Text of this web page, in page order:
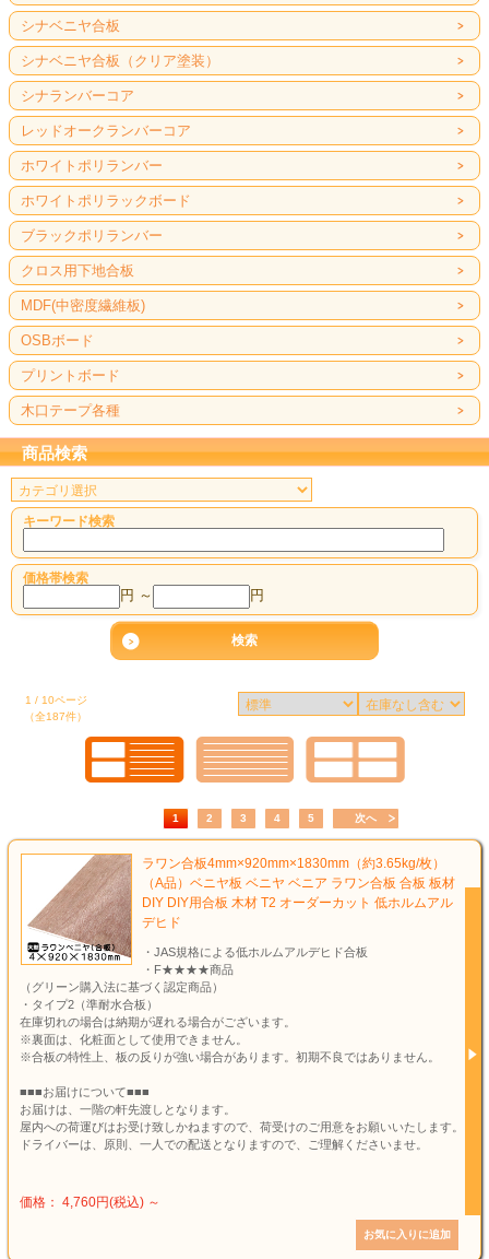
シナベニヤ合板
シナベニヤ合板（クリア塗装）
シナランバーコア
レッドオークランバーコア
ホワイトポリランバー
ホワイトポリラックボード
ブラックポリランバー
クロス用下地合板
MDF(中密度繊維板)
OSBボード
プリントボード
木口テープ各種
商品検索
キーワード検索
価格帯検索
円 ～ 円
1 / 10ページ
（全187件）
1 2 3 4 5 次へ
ラワン合板4mm×920mm×1830mm（約3.65kg/枚）
（A品）ベニヤ板 ベニヤ ベニア ラワン合板 合板 板材
DIY DIY用合板 木材 T2 オーダーカット 低ホルムアル
デヒド
・JAS規格による低ホルムアルデヒド合板
・F★★★★商品
（グリーン購入法に基づく認定商品）
・タイプ2（準耐水合板）
在庫切れの場合は納期が遅れる場合がございます。
※裏面は、化粧面として使用できません。
※合板の特性上、板の反りが強い場合があります。初期不良ではありません。
■■■お届けについて■■■
お届けは、一階の軒先渡しとなります。
屋内への荷運びはお受け致しかねますので、荷受けのご用意をお願いいたします。
ドライバーは、原則、一人での配送となりますので、ご理解くださいませ。
価格： 4,760円(税込) ～